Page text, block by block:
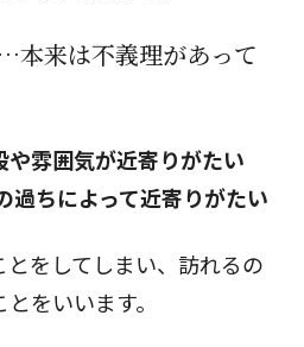
本来は不義理があって
や雰囲気が近寄りがたい
過ちによって近寄りがたい
をしてしまい、訪れるの
をいいます。